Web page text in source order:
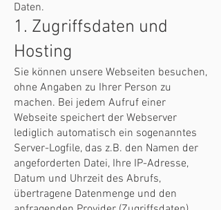
Daten.
1. Zugriffsdaten und
Hosting
Sie können unsere Webseiten besuchen,
ohne Angaben zu Ihrer Person zu
machen. Bei jedem Aufruf einer
Webseite speichert der Webserver
lediglich automatisch ein sogenanntes
Server-Logfile, das z.B. den Namen der
angeforderten Datei, Ihre IP-Adresse,
Datum und Uhrzeit des Abrufs,
übertragene Datenmenge und den